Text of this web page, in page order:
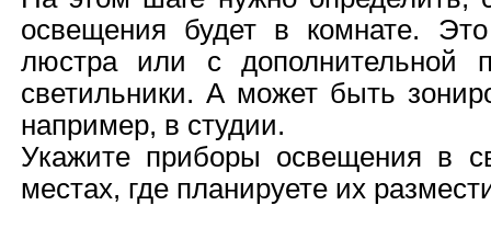
освещения будет в комнате.
люстра или с дополнительной
светильники. А может быть
например, в студии.
Укажите приборы освещения в
местах, где планируете их